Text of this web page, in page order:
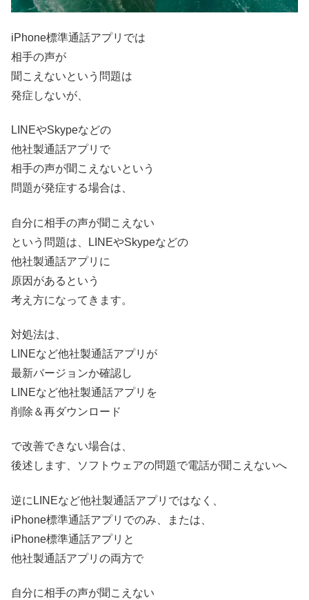
iPhone標準通話アプリでは
相手の声が
聞こえないという問題は
発症しないが、
LINEやSkypeなどの
他社製通話アプリで
相手の声が聞こえないという
問題が発症する場合は、
自分に相手の声が聞こえない
という問題は、LINEやSkypeなどの
他社製通話アプリに
原因があるという
考え方になってきます。
対処法は、
LINEなど他社製通話アプリが
最新バージョンか確認し
LINEなど他社製通話アプリを
削除＆再ダウンロード
で改善できない場合は、
後述します、
ソフトウェアの問題で電話が聞こえないへ
逆にLINEなど他社製通話アプリではなく、
iPhone標準通話アプリでのみ、または、
iPhone標準通話アプリと
他社製通話アプリの両方で
自分に相手の声が聞こえない